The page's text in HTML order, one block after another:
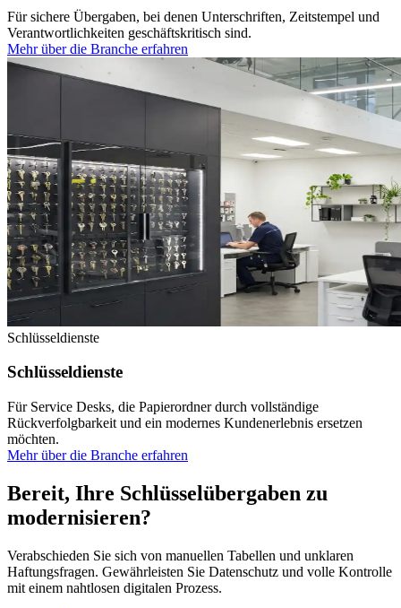
Für sichere Übergaben, bei denen Unterschriften, Zeitstempel und
Verantwortlichkeiten geschäftskritisch sind.
Mehr über die Branche erfahren
Schlüsseldienste
Schlüsseldienste
Für Service Desks, die Papierordner durch vollständige
Rückverfolgbarkeit und ein modernes Kundenerlebnis ersetzen
möchten.
Mehr über die Branche erfahren
Bereit, Ihre Schlüsselübergaben zu
modernisieren?
Verabschieden Sie sich von manuellen Tabellen und unklaren
Haftungsfragen. Gewährleisten Sie Datenschutz und volle Kontrolle
mit einem nahtlosen digitalen Prozess.